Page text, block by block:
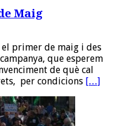
Maig
el primer de maig i des
que esperem
de què cal
per condicions […]